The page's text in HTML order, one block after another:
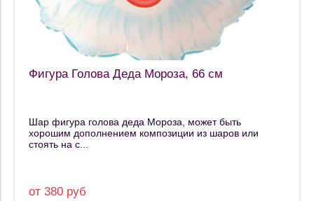
Фигура Голова Деда Мороза, 66 см
Шар фигура голова деда Мороза, может быть
хорошим дополнением композиции из шаров или
стоять на с...
от 380 руб